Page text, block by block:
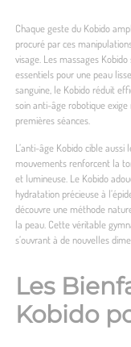
Chaque geste du Kobido
procuré par ces
visage. Les massages
essentiels pour une peau
sanguine, le Kobido réduit
soin anti-âge robotique
premières séances.
L’anti-âge Kobido cible
mouvements renforcent la
et lumineuse. Le Kobido
hydratation précieuse à
découvre une méthode
la peau. Cette véritable
s’ouvrant à de nouvelles
Les
Kobido